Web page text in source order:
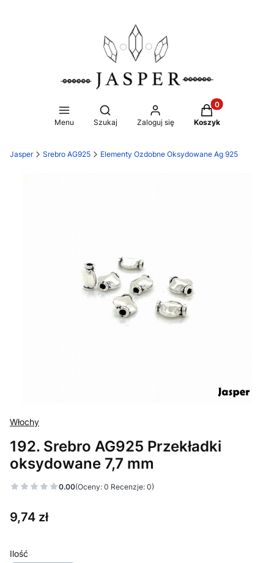
Menu
Otwórz wyszukiwarkę
Szukaj Zaloguj się
Produkty w
Koszyk
Jasper Srebro AG925 Elementy Ozdobne Oksydowane Ag 925
Włochy
192. Srebro AG925 Przekładki
oksydowane 7,7 mm
0.00(Oceny: 0 Recenzje: 0)
Cena
9,74 zł
Ilość